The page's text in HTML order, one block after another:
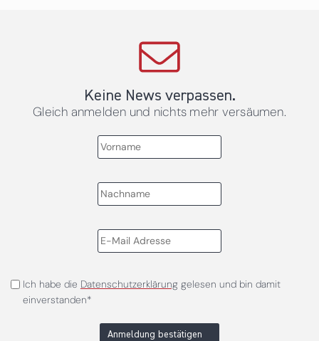
Keine News verpassen.
Gleich anmelden und nichts mehr versäumen.
Ich habe die Datenschutzerklärunggelesen und bin damit
einverstanden*
Anmeldung bestätigen